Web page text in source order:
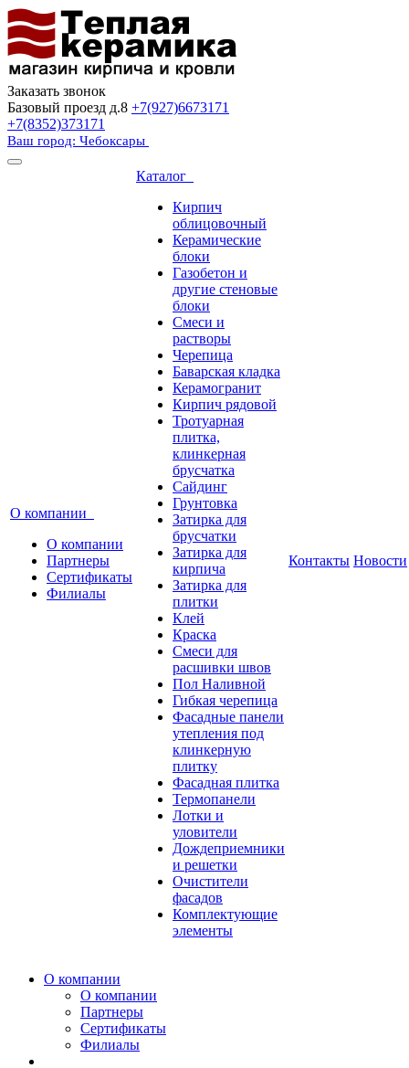
Заказать звонок
Базовый проезд д.8 +7(927)6673171
+7(8352)373171
Ваш город: Чебоксары
О компании
О компании
Партнеры
Сертификаты
Филиалы
Каталог
Кирпич
облицовочный
Керамические
блоки
Газобетон и
другие стеновые
блоки
Смеси и
растворы
Черепица
Баварская кладка
Керамогранит
Кирпич рядовой
Тротуарная
плитка,
клинкерная
брусчатка
Сайдинг
Грунтовка
Затирка для
брусчатки
Затирка для
кирпича
Затирка для
плитки
Клей
Краска
Смеси для
расшивки швов
Пол Наливной
Гибкая черепица
Фасадные панели
утепления под
клинкерную
плитку
Фасадная плитка
Термопанели
Лотки и
уловители
Дождеприемники
и решетки
Очистители
фасадов
Комплектующие
элементы
Контакты Новости
О компании
О компании
Партнеры
Сертификаты
Филиалы